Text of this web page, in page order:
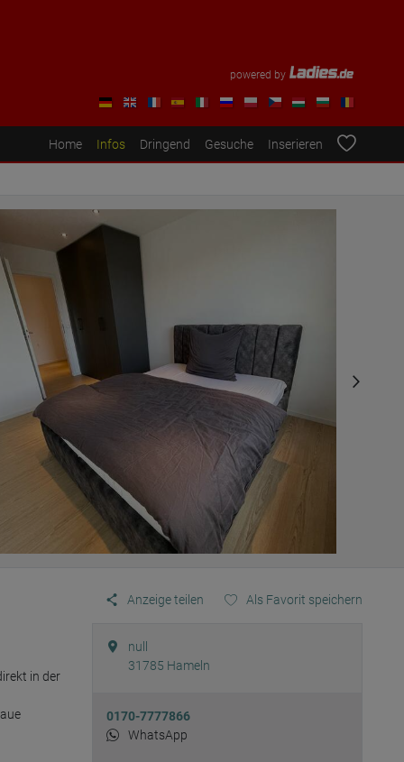
powered by
Home Infos Dringend Gesuche Inserieren
in der
Anzeige teilen Als Favorit speichern
null
31785 Hameln
0170-7777866
WhatsApp